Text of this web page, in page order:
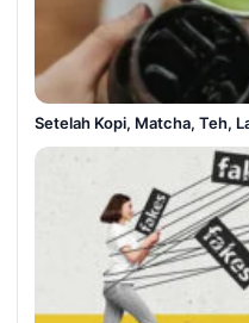
Setelah Kopi, Matcha, Teh,